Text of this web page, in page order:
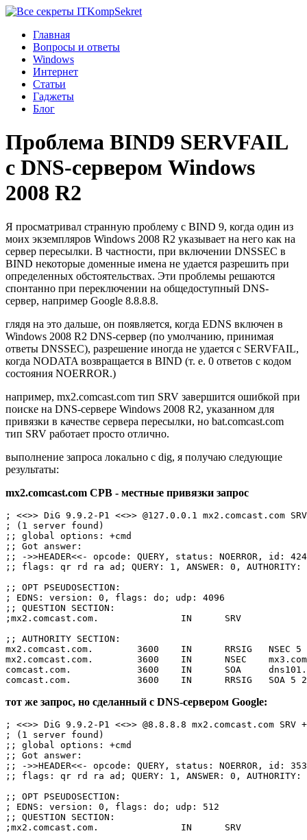
KompSekret
Главная
Вопросы и ответы
Windows
Интернет
Статьи
Гаджеты
Блог
Проблема BIND9 SERVFAIL
с DNS-сервером Windows
2008 R2
Я просматривал странную проблему с BIND 9, когда один из
моих экземпляров Windows 2008 R2 указывает на него как на
сервер пересылки. В частности, при включении DNSSEC в
BIND некоторые доменные имена не удается разрешить при
определенных обстоятельствах. Эти проблемы решаются
спонтанно при переключении на общедоступный DNS-
сервер, например Google 8.8.8.8.
глядя на это дальше, он появляется, когда EDNS включен в
Windows 2008 R2 DNS-сервер (по умолчанию, принимая
ответы DNSSEC), разрешение иногда не удается с SERVFAIL,
когда NODATA возвращается в BIND (т. е. 0 ответов с кодом
состояния NOERROR.)
например, mx2.comcast.com тип SRV завершится ошибкой при
поиске на DNS-сервере Windows 2008 R2, указанном для
привязки в качестве сервера пересылки, но bat.comcast.com
тип SRV работает просто отлично.
выполнение запроса локально с dig, я получаю следующие
результаты:
mx2.comcast.com СРВ - местные привязки запрос
; <<>> DiG 9.9.2-P1 <<>> @127.0.0.1 mx2.comcast.com
; (1 server found)
;; global options: +cmd
;; Got answer:
;; ->>HEADER<<- opcode: QUERY, status: NOERROR, id:
;; flags: qr rd ra ad; QUERY: 1, ANSWER: 0, AUTHORITY:
;; OPT PSEUDOSECTION:
; EDNS: version: 0, flags: do; udp: 4096
;; QUESTION SECTION:
;mx2.comcast.com.               IN      SRV
;; AUTHORITY SECTION:
mx2.comcast.com.        3600    IN      RRSIG   NSEC 5 3 3600
mx2.comcast.com.        3600    IN      NSEC
comcast.com.            3600    IN      SOA
тот же запрос, но сделанный с DNS-сервером Google:
; <<>> DiG 9.9.2-P1 <<>> @8.8.8.8 mx2.comcast.com SRV
; (1 server found)
;; global options: +cmd
;; Got answer:
;; ->>HEADER<<- opcode: QUERY, status: NOERROR, id:
;; flags: qr rd ra ad; QUERY: 1, ANSWER: 0, AUTHORITY:
;; OPT PSEUDOSECTION:
; EDNS: version: 0, flags: do; udp: 512
;; QUESTION SECTION:
;mx2.comcast.com.               IN      SRV